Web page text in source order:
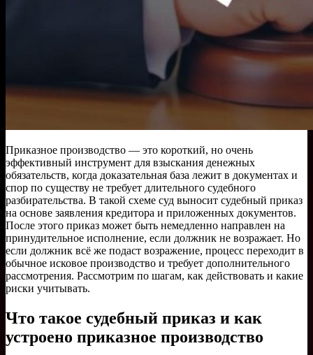
Приказное производство — это короткий, но очень
эффективный инструмент для взыскания денежных
обязательств, когда доказательная база лежит в документах и
спор по существу не требует длительного судебного
разбирательства. В такой схеме суд выносит судебный приказ
на основе заявления кредитора и приложенных документов.
После этого приказ может быть немедленно направлен на
принудительное исполнение, если должник не возражает. Но
если должник всё же подаст возражение, процесс переходит в
обычное исковое производство и требует дополнительного
рассмотрения. Рассмотрим по шагам, как действовать и какие
риски учитывать.
Что такое судебный приказ и как
устроено приказное производство